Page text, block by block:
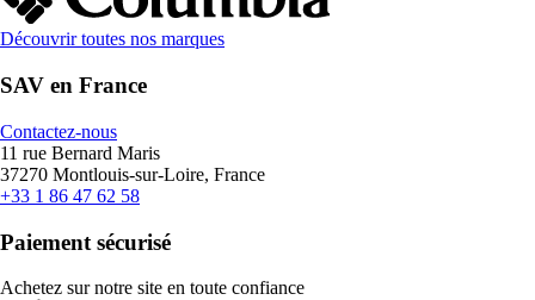
Découvrir toutes nos marques
SAV en France
Contactez-nous
11 rue Bernard Maris
37270 Montlouis-sur-Loire, France
+33 1 86 47 62 58
Paiement sécurisé
Achetez sur notre site en toute confiance